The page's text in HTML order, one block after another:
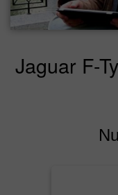
Jaguar F-